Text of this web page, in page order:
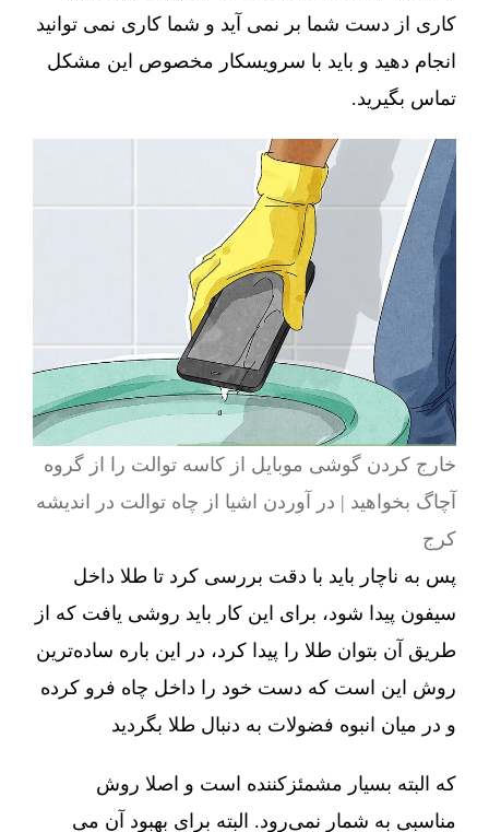
کاری از دست شما بر نمی آید و شما کاری نمی توانید
انجام دهید و باید با سرویسکار مخصوص این مشکل
تماس بگیرید.
خارج کردن گوشی موبایل از کاسه توالت را از گروه
آچاگ بخواهید | در آوردن اشیا از چاه توالت در اندیشه
کرج
پس به ناچار باید با دقت بررسی کرد تا طلا داخل
سیفون پیدا شود، برای این کار باید روشی یافت که از
طریق آن بتوان طلا را پیدا کرد، در این باره ساده‌ترین
روش این است که دست خود را داخل چاه فرو کرده
و در میان انبوه فضولات به دنبال طلا بگردید
که البته بسیار مشمئزکننده است و اصلا روش
مناسبی به شمار نمی‌رود. البته برای بهبود آن می